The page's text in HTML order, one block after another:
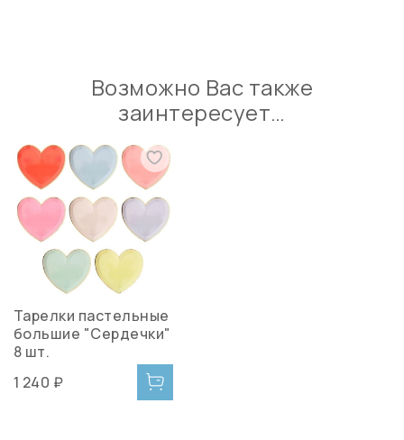
Возможно Вас также
заинтересует…
Тарелки пастельные
большие "Сердечки"
8 шт.
1 240 ₽